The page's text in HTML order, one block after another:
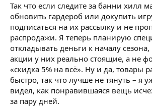
Так что если следите за банни хилл
обновить гардероб или докупить
подписаться на их рассылку и не
распродажи. Я теперь планирую
откладывать деньги к началу
акции у них реально стоящие, а не
«скидка 5% на всё». Ну и да, товары
быстро, так что лучше не тянуть – я
видел, как понравившаяся вещь
за пару дней.